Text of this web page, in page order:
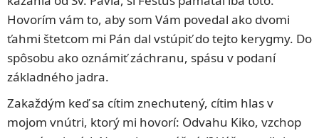
Hovorím vám to, aby som Vám povedal ako dvomi
ťahmi štetcom mi Pán dal vstúpiť do tejto kerygmy. Do
spôsobu ako oznámiť záchranu, spásu v podaní
základného jadra.
Zakaždým keď sa cítim znechutený, cítim hlas v
mojom vnútri, ktorý mi hovorí: Odvahu Kiko, vzchop